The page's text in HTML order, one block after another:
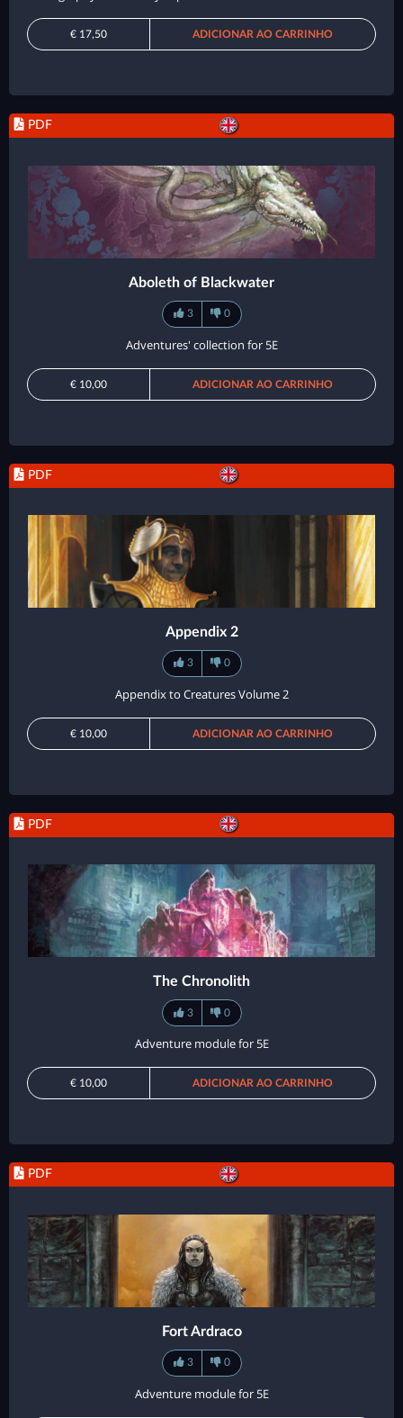
€ 17,50 ADICIONAR AO CARRINHO
PDF
Aboleth of Blackwater
3 0
Adventures' collection for 5E
€ 10,00 ADICIONAR AO CARRINHO
PDF
Appendix 2
3 0
Appendix to Creatures Volume 2
€ 10,00 ADICIONAR AO CARRINHO
PDF
The Chronolith
3 0
Adventure module for 5E
€ 10,00 ADICIONAR AO CARRINHO
PDF
Fort Ardraco
3 0
Adventure module for 5E